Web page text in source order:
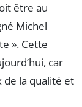
être au
Michel
». Cette
car
de la qualité et